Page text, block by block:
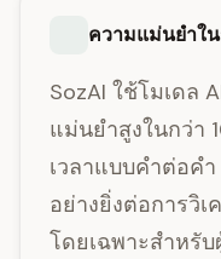
ความแม่นยำใ
SozAI ใช้โมเดล
แม่นยำสูงในกว่า
เวลาแบบคำต่อค
อย่างยิ่งต่อการวิ
โดยเฉพาะสำหรั